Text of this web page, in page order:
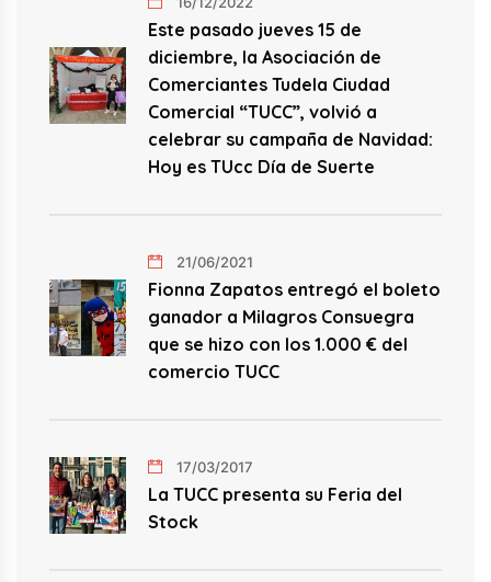
Este pasado jueves 15 de
diciembre, la Asociación de
Comerciantes Tudela Ciudad
Comercial “TUCC”, volvió a
celebrar su campaña de Navidad:
Hoy es TUcc Día de Suerte
21/06/2021
Fionna Zapatos entregó el boleto
ganador a Milagros Consuegra
que se hizo con los 1.000 € del
comercio TUCC
17/03/2017
La TUCC presenta su Feria del
Stock